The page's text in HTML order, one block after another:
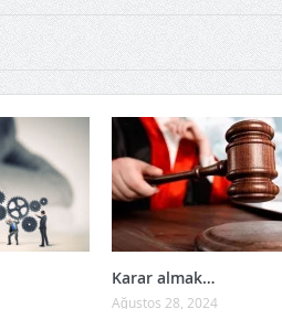
Karar almak…
Ağustos 28, 2024